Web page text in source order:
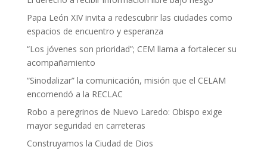
Papa León XIV invita a redescubrir las ciudades como
espacios de encuentro y esperanza
“Los jóvenes son prioridad”; CEM llama a fortalecer su
acompañamiento
“Sinodalizar” la comunicación, misión que el CELAM
encomendó a la RECLAC
Robo a peregrinos de Nuevo Laredo: Obispo exige
mayor seguridad en carreteras
Construyamos la Ciudad de Dios